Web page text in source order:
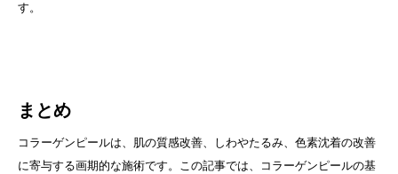
す。
まとめ
コラーゲンピールは、肌の質感改善、しわやたるみ、色素沈着の改善
に寄与する画期的な施術です。この記事では、コラーゲンピールの基